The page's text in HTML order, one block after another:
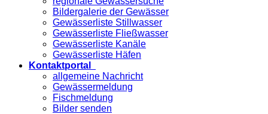
Bildergalerie der Gewässer
Gewässerliste Stillwasser
Gewässerliste Fließwasser
Gewässerliste Kanäle
Gewässerliste Häfen
Kontaktportal
allgemeine Nachricht
Gewässermeldung
Fischmeldung
Bilder senden